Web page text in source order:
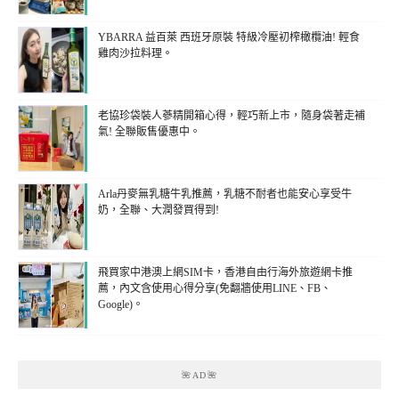
YBARRA 益百萊 西班牙原裝 特級冷壓初榨橄欖油! 輕食
雞肉沙拉料理。
老協珍袋裝人蔘精開箱心得，輕巧新上市，隨身袋著走補
氣! 全聯販售優惠中。
Arla丹麥無乳糖牛乳推薦，乳糖不耐者也能安心享受牛
奶，全聯、大潤發買得到!
飛買家中港澳上網SIM卡，香港自由行海外旅遊網卡推
薦，內文含使用心得分享(免翻牆使用LINE、FB、
Google)。
🌺AD🌺